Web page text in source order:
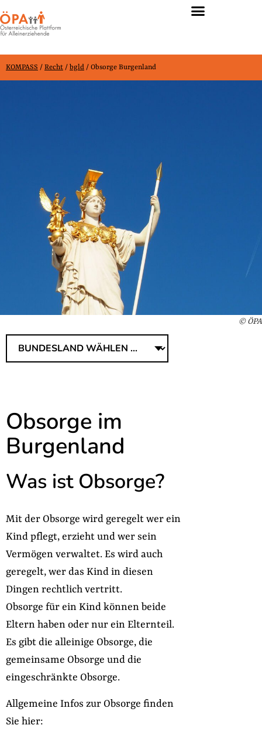
KOMPASS / Recht / bgld / Obsorge Burgenland
© ÖPA
Obsorge im
Burgenland
Was ist Obsorge?
Mit der Obsorge wird geregelt wer ein
Kind pflegt, erzieht und wer sein
Vermögen verwaltet. Es wird auch
geregelt, wer das Kind in diesen
Dingen rechtlich vertritt.
Obsorge für ein Kind können beide
Eltern haben oder nur ein Elternteil.
Es gibt die alleinige Obsorge, die
gemeinsame Obsorge und die
eingeschränkte Obsorge.
Allgemeine Infos zur Obsorge finden
Sie hier: